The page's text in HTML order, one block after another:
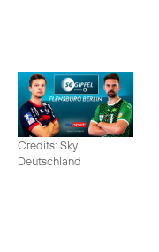
Credits: Sky
Deutschland